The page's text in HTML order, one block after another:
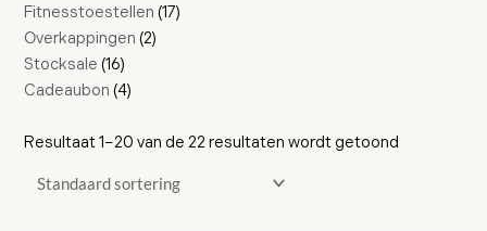
Fitnesstoestellen 17
Overkappingen 2
Stocksale 16
Cadeaubon 4
Resultaat 1–20 van de 22 resultaten wordt getoond